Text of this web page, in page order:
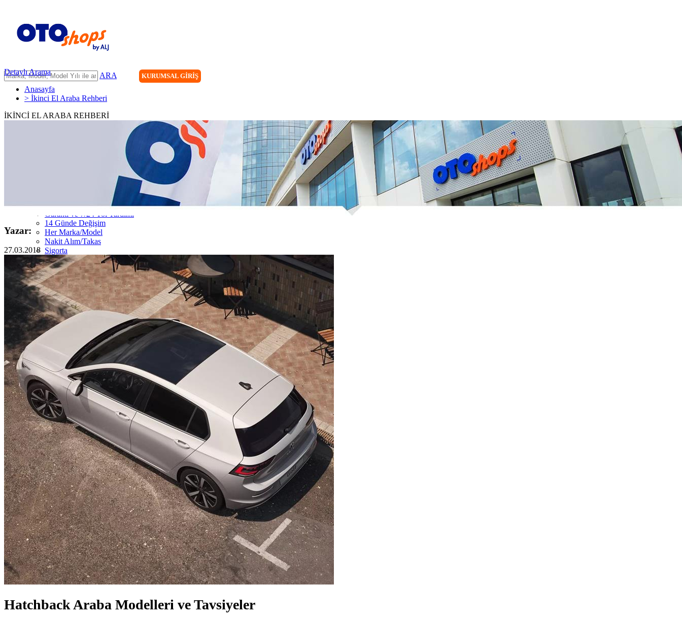
ARA KURUMSAL GİRİŞ
Kredi
Garanti ve 7/24 Yol Yardımı
14 Günde Değişim
Her Marka/Model
Nakit Alım/Takas
Sigorta
Görünüm Yenileme
Devir Tescil
Otoshops Mobil
HAKKIMIZDA
Biz Kimiz
Sıkça Sorulan Sorular
İletişim
Basın Odası
YETKİLİ SATICILAR
İLETİŞİM
Detaylı Arama
Anasayfa
> İkinci El Araba Rehberi
İKİNCİ EL ARABA REHBERİ
Yazar:
27.03.2018
Hatchback Araba Modelleri ve Tavsiyeler